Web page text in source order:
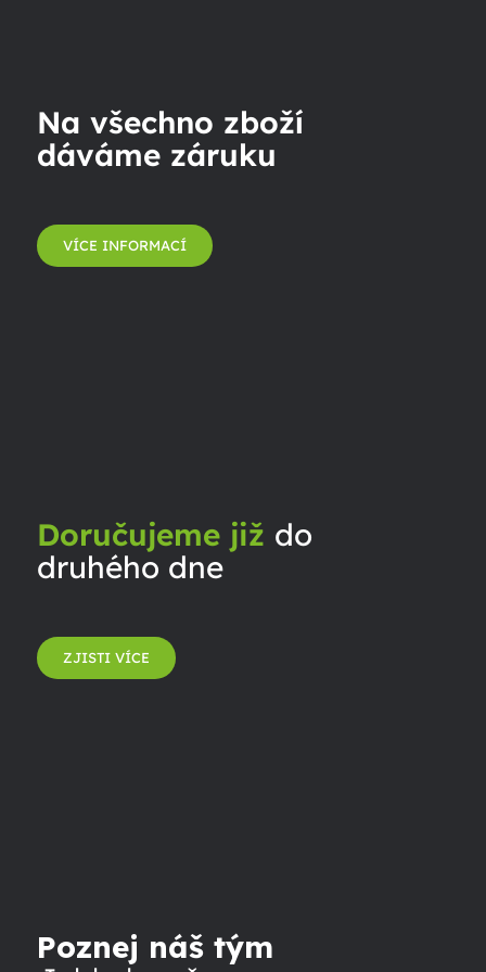
Na všechno zboží
dáváme záruku
VÍCE INFORMACÍ
Doručujeme již do
druhého dne
ZJISTI VÍCE
Poznej náš tým